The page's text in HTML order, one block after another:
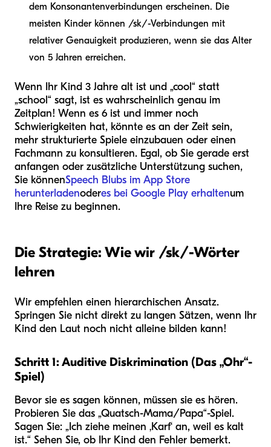
dem Konsonantenverbindungen erscheinen. Die
meisten Kinder können /sk/-Verbindungen mit
relativer Genauigkeit produzieren, wenn sie das Alter
von 5 Jahren erreichen.
Wenn Ihr Kind 3 Jahre alt ist und „cool“ statt
„school“ sagt, ist es wahrscheinlich genau im
Zeitplan! Wenn es 6 ist und immer noch
Schwierigkeiten hat, könnte es an der Zeit sein,
mehr strukturierte Spiele einzubauen oder einen
Fachmann zu konsultieren. Egal, ob Sie gerade erst
anfangen oder zusätzliche Unterstützung suchen,
Sie könnenSpeech Blubs im App Store
herunterladenoderes bei Google Play erhaltenum
Ihre Reise zu beginnen.
Die Strategie: Wie wir /sk/-Wörter
lehren
Wir empfehlen einen hierarchischen Ansatz.
Springen Sie nicht direkt zu langen Sätzen, wenn Ihr
Kind den Laut noch nicht alleine bilden kann!
Schritt 1: Auditive Diskrimination (Das „Ohr“-
Spiel)
Bevor sie es sagen können, müssen sie es hören.
Probieren Sie das „Quatsch-Mama/Papa“-Spiel.
Sagen Sie: „Ich ziehe meinen ‚Karf‘ an, weil es kalt
ist.“ Sehen Sie, ob Ihr Kind den Fehler bemerkt.